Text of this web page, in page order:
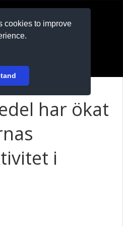
cookies to improve
har ökat
i